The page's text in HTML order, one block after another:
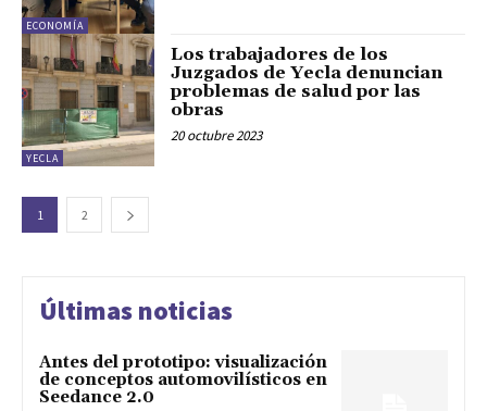
ECONOMÍA
YECLA
Los trabajadores de los
Juzgados de Yecla denuncian
problemas de salud por las
obras
20 octubre 2023
1 2
Últimas noticias
Antes del prototipo: visualización
de conceptos automovilísticos en
Seedance 2.0